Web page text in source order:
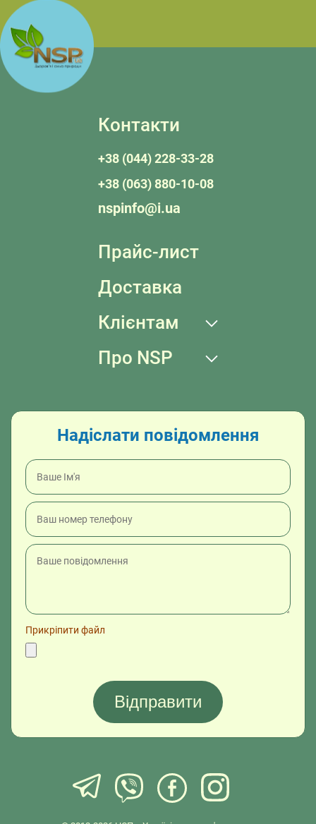
Контакти
+38 (044) 228-33-28
+38 (063) 880-10-08
nspinfo@i.ua
Прайс-лист
Доставка
Клієнтам
Про NSP
Надіслати повідомлення
Прикріпити файл